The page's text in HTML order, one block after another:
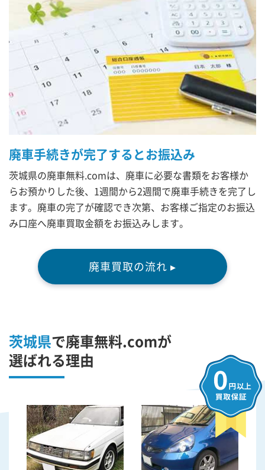
廃車手続きが完了するとお振込み
茨城県の廃車無料.comは、廃車に必要な書類をお客様か
らお預かりした後、1週間から2週間で廃車手続きを完了し
ます。廃車の完了が確認でき次第、お客様ご指定のお振込
み口座へ廃車買取金額をお振込みします。
廃車買取の流れ ▸
茨城県で廃車無料.comが
選ばれる理由